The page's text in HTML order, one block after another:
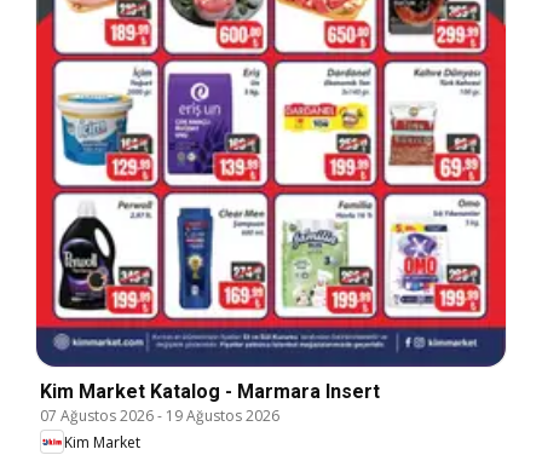
Kim Market Katalog - Marmara Insert
07 Ağustos 2026- 19 Ağustos 2026
Kim Market